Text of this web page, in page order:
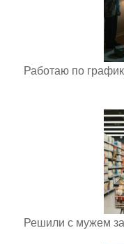
Работаю по
Решили с мужем